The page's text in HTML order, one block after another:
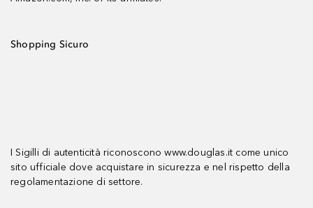
Shopping Sicuro
I Sigilli di autenticità riconoscono www.douglas.it come unico
sito ufficiale dove acquistare in sicurezza e nel rispetto della
regolamentazione di settore.